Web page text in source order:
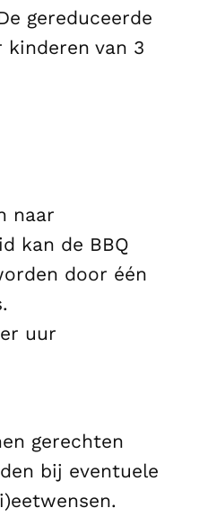
gereduceerde
van 3
naar
kan de BBQ
door één
uur
gerechten
bij eventuele